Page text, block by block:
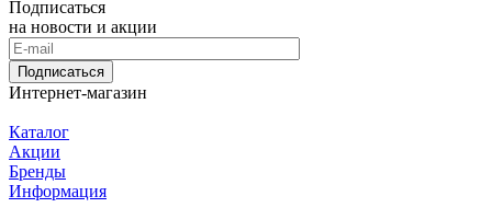
Подписаться
на новости и акции
Подписаться
Интернет-магазин
Каталог
Акции
Бренды
Информация